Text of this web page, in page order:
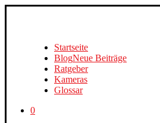
Startseite
BlogNeue Beiträge
Ratgeber
Kameras
Glossar
0